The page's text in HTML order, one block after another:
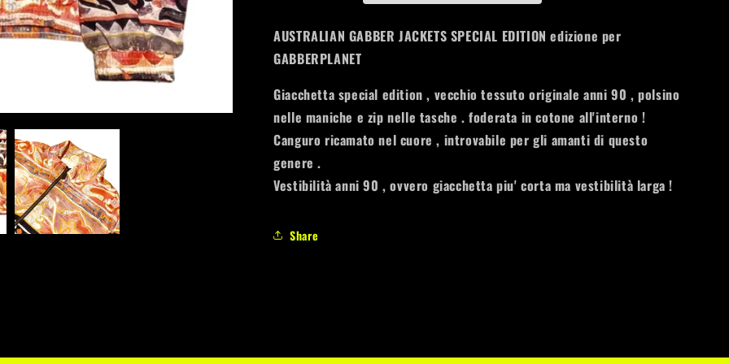
404-
404-
AUSTRALIAN GABBER JACKETS SPECIAL EDITION edizione per
GABBERPLANET
Giacchetta special edition , vecchio tessuto originale anni 90 , polsino
nelle maniche e zip nelle tasche . foderata in cotone all'interno !
Canguro ricamato nel cuore , introvabile per gli amanti di questo
genere .
Vestibilità anni 90 , ovvero giacchetta piu' corta ma vestibilità larga !
Share